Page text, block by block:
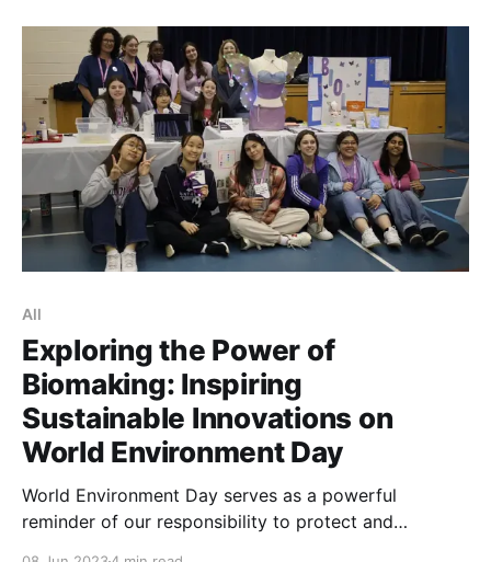
development of OctoStudio, a new coding app that
transforms how learners use mobile phones and
All
Exploring the Power of
Biomaking: Inspiring
Sustainable Innovations on
World Environment Day
World Environment Day serves as a powerful
reminder of our responsibility to protect and